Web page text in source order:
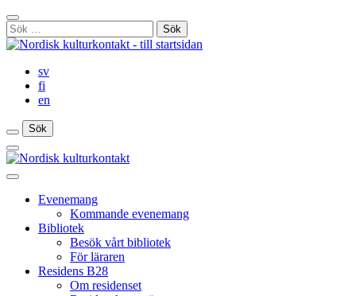
Gå
till
innehåll
Stäng
sökfält
Sök
efter:
sv
fi
en
Sök
Sök
Sök
Huvudmeny
Stäng
huvudmenyn
Evenemang
Kommande evenemang
Bibliotek
Besök vårt bibliotek
För läraren
Residens B28
Om residenset